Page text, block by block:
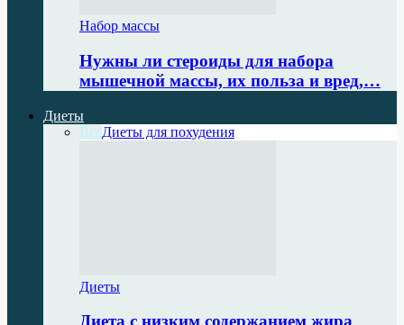
Набор массы
Нужны ли стероиды для набора
мышечной массы, их польза и вред,…
Диеты
ВсеДиеты для похудения
Диеты
Диета с низким содержанием жира